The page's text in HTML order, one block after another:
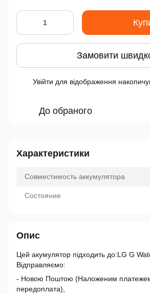
Замовити
Увійти для відображення
До обраного
Характеристики
Совместимость аккумулятора
Состояние
Опис
Цей акумулятор підходить до:LG G
Відправляємо:
- Новою Поштою (Наложеним
передоплата),